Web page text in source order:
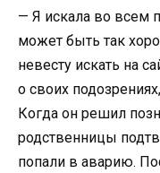
— Я искала во всем
может быть так
невесту искать на
о своих
Когда он решил
родственницы
попали в аварию.